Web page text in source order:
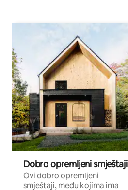
Dobro opremljeni smještaji
Ovi dobro opremljeni
smještaji, među kojima ima